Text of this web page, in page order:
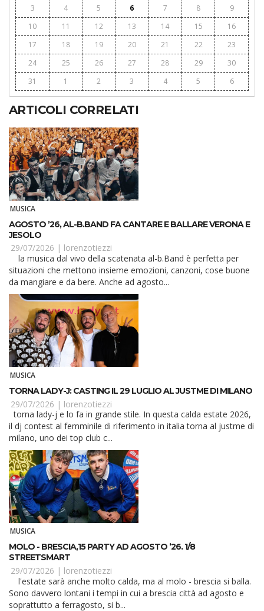
3 4 5 6 7 8
9
10
11 12 13 14 15
16
17
18 19 20 21 22
23
24
25 26 27 28 29
30
31
1 2 3 4 5 6
ARTICOLI CORRELATI
MUSICA
AGOSTO ’26, AL-B.BAND FA CANTARE E BALLARE VERONA E
JESOLO
29/07/2026 | lorenzotiezzi
situazioni che mettono insieme emozioni, canzoni, cose buone
da mangiare e da bere. Anche ad agosto...
MUSICA
TORNA LADY-J: CASTING IL 29 LUGLIO AL JUSTME DI MILANO
29/07/2026 | lorenzotiezzi
torna lady-j e lo fa in grande stile. In questa calda estate 2026,
il dj contest al femminile di riferimento in italia torna al justme di
milano, uno dei top club c...
MUSICA
MOLO - BRESCIA,15 PARTY AD AGOSTO ’26. 1/8
STREETSMART
29/07/2026 | lorenzotiezzi
Sono davvero lontani i tempi in cui a brescia città ad agosto e
soprattutto a ferragosto, si b...